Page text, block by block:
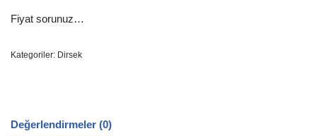
Fiyat sorunuz…
Kategoriler: Dirsek
Değerlendirmeler (0)